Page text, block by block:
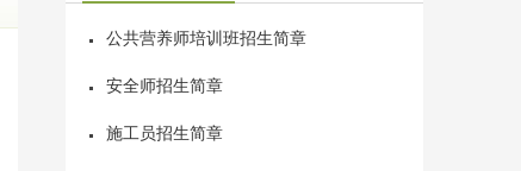
公共营养师培训班招生简章
安全师招生简章
施工员招生简章